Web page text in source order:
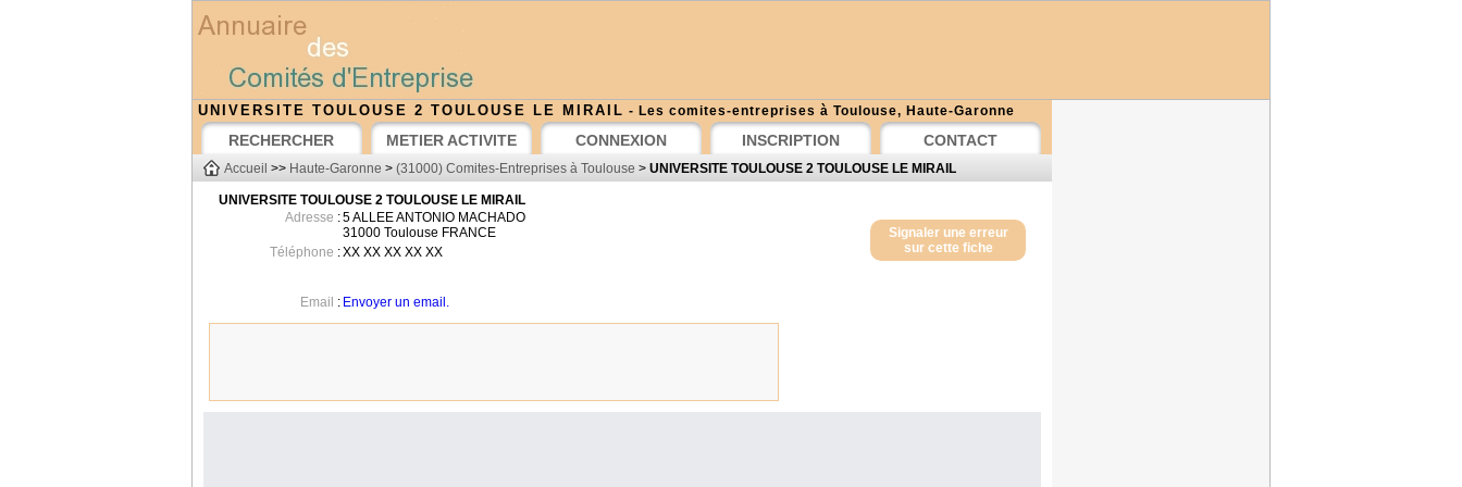
UNIVERSITE TOULOUSE 2 TOULOUSE LE MIRAIL - Les comites-entreprises à Toulouse, Haute-Garonne
RECHERCHER METIER ACTIVITE CONNEXION INSCRIPTION CONTACT
Accueil >> Haute-Garonne > (31000) Comites-Entreprises à Toulouse > UNIVERSITE TOULOUSE 2 TOULOUSE LE MIRAIL
UNIVERSITE TOULOUSE 2 TOULOUSE LE MIRAIL
Signaler une erreur
sur cette fiche
Adresse :5 ALLEE ANTONIO MACHADO
31000 Toulouse FRANCE
Téléphone :XX XX XX XX XX
Email : Envoyer un email.